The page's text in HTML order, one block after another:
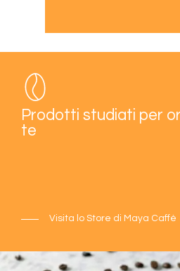
Prodotti studiati per
te
Visita lo Store di Maya Caffè